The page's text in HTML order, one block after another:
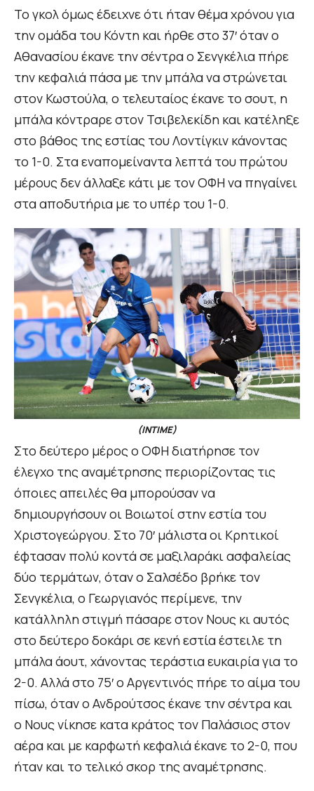
Το γκολ όμως έδειχνε ότι ήταν θέμα χρόνου για
την ομάδα του Κόντη και ήρθε στο 37′ όταν ο
Αθανασίου έκανε την σέντρα ο Σενγκέλια πήρε
την κεφαλιά πάσα με την μπάλα να στρώνεται
στον Κωστούλα, ο τελευταίος έκανε το σουτ, η
μπάλα κόντραρε στον Τσιβελεκίδη και κατέληξε
στο βάθος της εστίας του Λοντίγκιν κάνοντας
το 1-0. Στα εναπομείναντα λεπτά του πρώτου
μέρους δεν άλλαξε κάτι με τον ΟΦΗ να πηγαίνει
στα αποδυτήρια με το υπέρ του 1-0.
(INTIME)
Στο δεύτερο μέρος ο ΟΦΗ διατήρησε τον
έλεγχο της αναμέτρησης περιορίζοντας τις
όποιες απειλές θα μπορούσαν να
δημιουργήσουν οι Βοιωτοί στην εστία του
Χριστογεώργου. Στο 70′ μάλιστα οι Κρητικοί
έφτασαν πολύ κοντά σε μαξιλαράκι ασφαλείας
δύο τερμάτων, όταν ο Σαλσέδο βρήκε τον
Σενγκέλια, ο Γεωργιανός περίμενε, την
κατάλληλη στιγμή πάσαρε στον Νους κι αυτός
στο δεύτερο δοκάρι σε κενή εστία έστειλε τη
μπάλα άουτ, χάνοντας τεράστια ευκαιρία για το
2-0. Αλλά στο 75′ ο Αργεντινός πήρε το αίμα του
πίσω, όταν ο Ανδρούτσος έκανε την σέντρα και
ο Νους νίκησε κατα κράτος τον Παλάσιος στον
αέρα και με καρφωτή κεφαλιά έκανε το 2-0, που
ήταν και το τελικό σκορ της αναμέτρησης.